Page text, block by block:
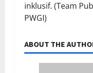
inklusif. (Team
PWGI)
ABOUT THE